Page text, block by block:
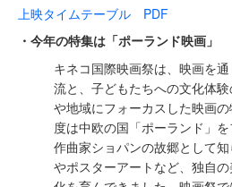
上映タイムテーブル PDF
・今年の特集は「ポーランド映画」
キネコ国際映画祭は、映画を
流と、⼦どもたちへの⽂化体
や地域にフォーカスした映画
度は中欧の国「ポーランド」を
作曲家ショパンの故郷として
やポスターアートなど、独⾃